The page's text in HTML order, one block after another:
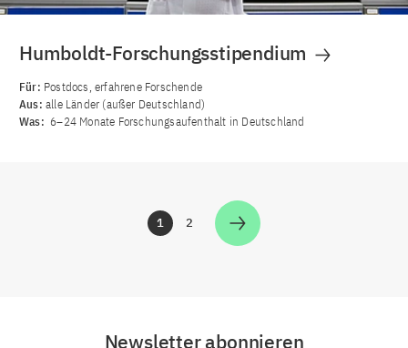
Humboldt-Forschungsstipendium
Für: Postdocs, erfahrene Forschende
Aus: alle Länder (außer Deutschland)
Was: 6–24 Monate Forschungsaufenthalt in Deutschland
Zur Seite
1 Zur Seite
2
Newsletter abonnieren